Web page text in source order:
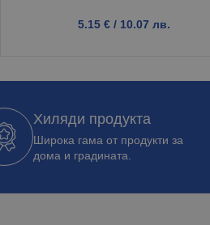
5.15 € / 10.07 лв.
Хиляди продукта
Широка гама от продукти за
дома и градината.